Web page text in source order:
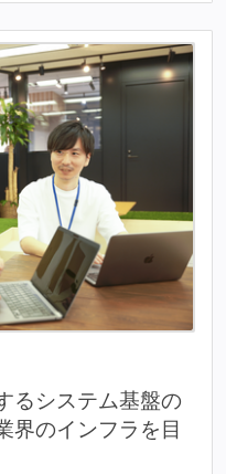
るシステム基盤の
界のインフラを目